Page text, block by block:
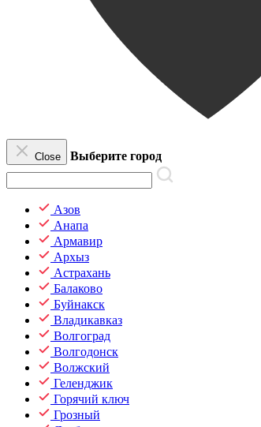
Close Выберите город
Азов
Анапа
Армавир
Архыз
Астрахань
Балаково
Буйнакск
Владикавказ
Волгоград
Волгодонск
Волжский
Геленджик
Горячий ключ
Грозный